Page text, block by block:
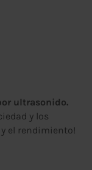
ultrasonido.
y los
el rendimiento!